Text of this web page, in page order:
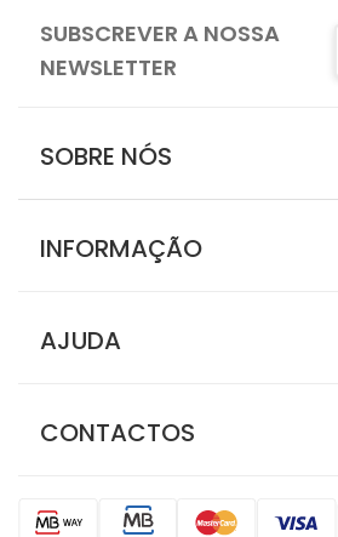
SUBSCREVER A NOSSA
NEWSLETTER
SOBRE NÓS
INFORMAÇÃO
AJUDA
CONTACTOS